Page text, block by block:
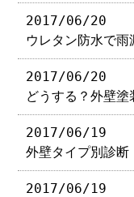
2017/06/20
ウレタン防水で
2017/06/20
どうする？外壁塗
2017/06/19
外壁タイプ別診断
2017/06/19